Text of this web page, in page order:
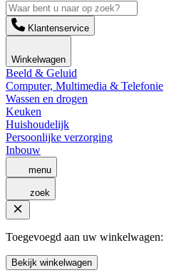
Klantenservice
Winkelwagen
Beeld & Geluid
Computer, Multimedia & Telefonie
Wassen en drogen
Keuken
Huishoudelijk
Persoonlijke verzorging
Inbouw
menu
zoek
Toegevoegd aan uw winkelwagen:
Bekijk winkelwagen